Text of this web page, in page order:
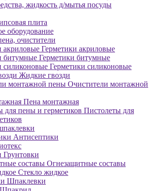
жидкость д/мытья посуды
плита
оборудование
очистители
Герметики акриловые
Герметики битумные
Герметики силиконовые
Жидкие гвозди
Очистители монтажной
Пена монтажная
Пистолеты для
Антисептики
Грунтовки
Огнезащитные составы
Стекло жидкое
Шпаклевки